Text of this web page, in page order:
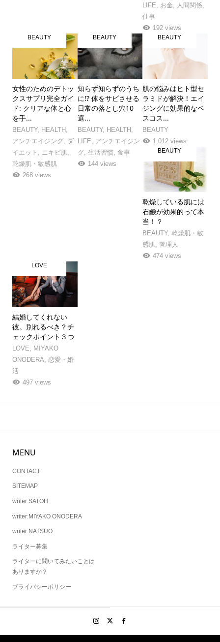
LIFE お金 人間関係
仕事
192 views
女性のためのデトッ
クスサプリ完全ガイ
ド: クリアな体と心
を手...
BEAUTY, HEALTH ,
アンチエイジング, ダ
イエット , ニキビ肌,
乾燥肌・敏感肌
268 views
BEAUTY
知らず知らずのうち
に!? 体をサビさせる
日常の落とし穴10
選...
BEAUTY, HEALTH ,
LIFE, アンチエイジン
グ, 生活習慣, 食事
144 views
BEAUTY
肌の悩みはヒト型セ
ラミドが解決！エイ
ジングに効果的なベ
スコス...
BEAUTY
1,012 views
BEAUTY
乾燥している肌には
石鹸が効果的って本
当！？
BEAUTY,乾燥肌・敏
感肌,管理人
474 views
BEAUTY
結婚してくれない
彼。別れるべき？チ
ェックポイント３つ
LOVE
MIYAKO
ONODERA 恋愛・婚
活
497 views
LOVE
MENU
CONTACT
SITEMAP
writer:SATOH
writer:MIYAKO ONODERA
writer:NATSUO
ライター募集
ライターに聞いてみたいことは
ありますか？
プライバシーポリシー